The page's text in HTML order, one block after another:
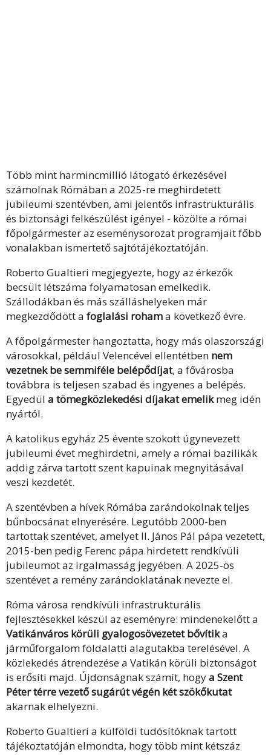
Több mint harmincmillió látogató érkezésével
számolnak Rómában a 2025-re meghirdetett
jubileumi szentévben, ami jelentős infrastrukturális
és biztonsági felkészülést igényel - közölte a római
főpolgármester az eseménysorozat programjait főbb
vonalakban ismertető sajtótájékoztatóján.
Roberto Gualtieri megjegyezte, hogy az érkezők
becsült létszáma folyamatosan emelkedik.
Szállodákban és más szálláshelyeken már
megkezdődött a foglalási rohama következő évre.
A főpolgármester hangoztatta, hogy más olaszországi
városokkal, például Velencével ellentétben nem
vezetnek be semmiféle belépődíjat, a fővárosba
továbbra is teljesen szabad és ingyenes a belépés.
Egyedül a tömegközlekedési díjakat emelikmeg idén
nyártól.
A katolikus egyház 25 évente szokott úgynevezett
jubileumi évet meghirdetni, amely a római bazilikák
addig zárva tartott szent kapuinak megnyitásával
veszi kezdetét.
A szentévben a hívek Rómába zarándokolnak teljes
bűnbocsánat elnyerésére. Legutóbb 2000-ben
tartottak szentévet, amelyet II. János Pál pápa vezetett,
2015-ben pedig Ferenc pápa hirdetett rendkívüli
jubileumot az irgalmasság jegyében. A 2025-ös
szentévet a remény zarándoklatának nevezte el.
Róma városa rendkívüli infrastrukturális
fejlesztésekkel készül az eseményre: mindenekelőtt a
Vatikánváros körüli gyalogosövezetet bővítika
járműforgalom földalatti alagutakba terelésével. A
közlekedés átrendezése a Vatikán körüli biztonságot
is erősíti majd. Újdonságnak számít, hogya Szent
Péter térre vezető sugárút végén két szökőkutat
akarnak elhelyezni.
Roberto Gualtieri a külföldi tudósítóknak tartott
tájékoztatóján elmondta, hogy több mint kétszáz